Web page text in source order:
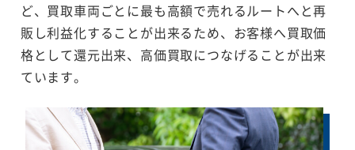
ど、買取車両ごとに最も高額で売れるルートへと再
販し利益化することが出来るため、お客様へ買取価
格として還元出来、高価買取につなげることが出来
ています。